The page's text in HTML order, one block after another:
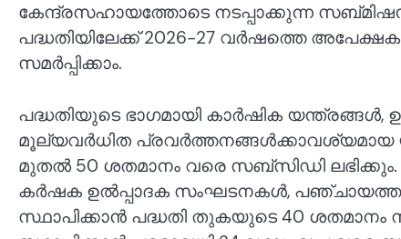
കേന്ദ്രസഹായത്തോടെ നടപ്പാക്കുന്ന
പദ്ധതിയിലേക്ക് 2026-27 വർഷത്തെ
സമർപ്പിക്കാം.
പദ്ധതിയുടെ ഭാഗമായി കാർഷിക
മൂല്യവർധിത പ്രവർത്തനങ്ങൾക്കാവശ്യമായ
മുതൽ 50 ശതമാനം വരെ സബ്‌സിഡി
കർഷക ഉൽപ്പാദക സംഘടനകൾ,
സ്ഥാപിക്കാൻ പദ്ധതി തുകയുടെ 40